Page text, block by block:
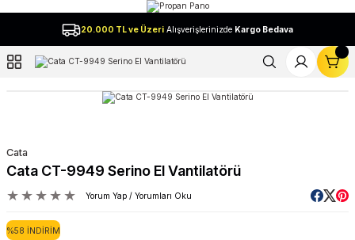
20.000 TL ve Üzeri Alışverişlerinizde Kargo Bedava
Cata
Cata CT-9949 Serino El Vantilatörü
Yorum Yap / Yorumları Oku
%58 İNDİRİM